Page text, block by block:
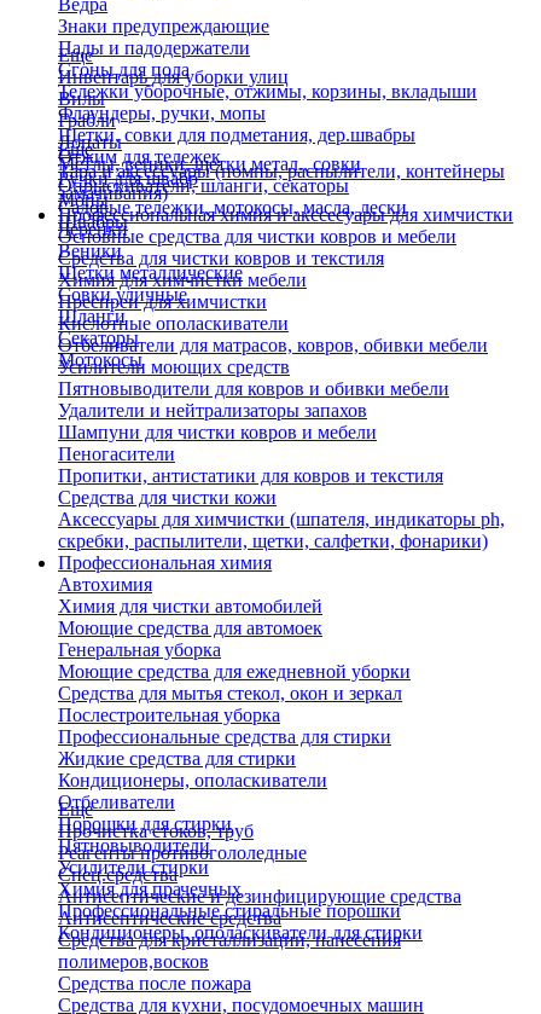
Ведра
Знаки предупреждающие
Пады и падодержатели
Сгоны для пола
Тележки уборочные, отжимы, корзины, вкладыши
Флаундеры, ручки, мопы
Щетки, совки для подметания, дер.швабры
Отжим для тележек
Ручки для швабр
Мопы
Швабры
Еще
Инвентарь для уборки улиц
Вилы
Грабли
Лопаты
Метлы, веники, щетки метал., совки
Опрыскиватели, шланги, секаторы
Садовые тележки, мотокосы, масла, лески
Черенки
Веники
Щетки металлические
Совки уличные
Шланги
Секаторы
Мотокосы
Еще
Тара и аксессуары (помпы, распылители, контейнеры
замачивания)
Профессиональная химия и акссесуары для химчистки
Основные средства для чистки ковров и мебели
Средства для чистки ковров и текстиля
Химия для химчистки мебели
Преспреи для химчистки
Кислотные ополаскиватели
Отбеливатели для матрасов, ковров, обивки мебели
Усилители моющих средств
Пятновыводители для ковров и обивки мебели
Удалители и нейтрализаторы запахов
Шампуни для чистки ковров и мебели
Пеногасители
Пропитки, антистатики для ковров и текстиля
Средства для чистки кожи
Аксессуары для химчистки (шпателя, индикаторы ph,
скребки, распылители, щетки, салфетки, фонарики)
Профессиональная химия
Автохимия
Химия для чистки автомобилей
Моющие средства для автомоек
Генеральная уборка
Моющие средства для ежедневной уборки
Средства для мытья стекол, окон и зеркал
Послестроительная уборка
Профессиональные средства для стирки
Жидкие средства для стирки
Кондиционеры, ополаскиватели
Отбеливатели
Порошки для стирки
Пятновыводители
Усилители стирки
Химия для прачечных
Профессиональные стиральные порошки
Кондиционеры, ополаскиватели для стирки
Еще
Прочистка стоков, труб
Реагенты противогололедные
Спец.средства
Антисептические и дезинфицирующие средства
Антисептические средства
Средства для кристаллизации, нанесения
полимеров,восков
Средства после пожара
Средства для кухни, посудомоечных машин